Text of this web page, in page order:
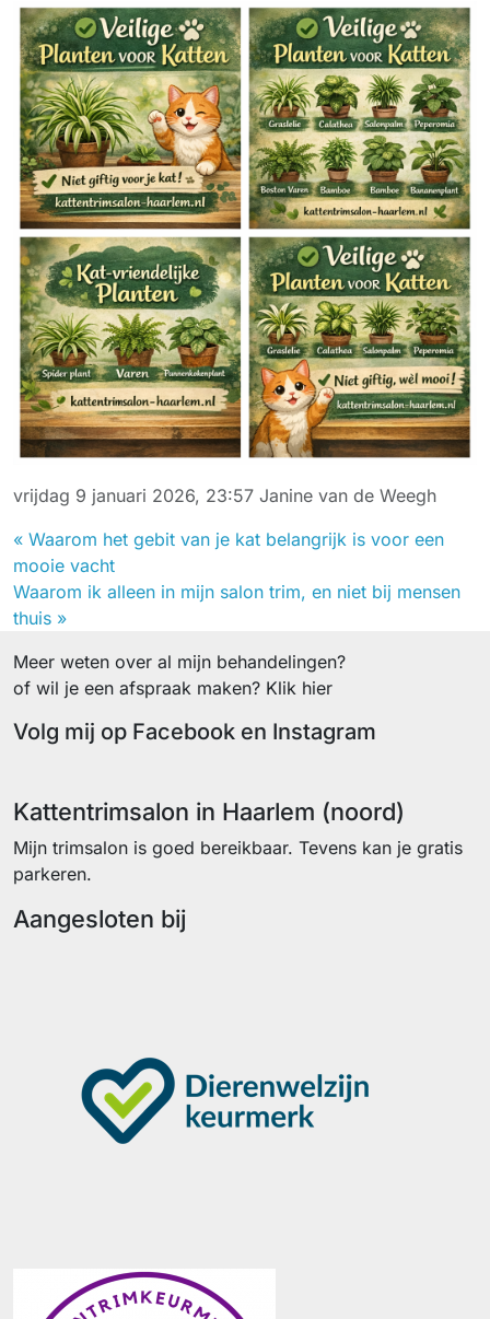
vrijdag 9 januari 2026, 23:57 Janine van de Weegh
« Waarom het gebit van je kat belangrijk is voor een
mooie vacht
Waarom ik alleen in mijn salon trim, en niet bij mensen
thuis »
Meer weten over al mijn behandelingen?
of wil je een afspraak maken? Klik hier
Volg mij op Facebook en Instagram
Kattentrimsalon in Haarlem (noord)
Mijn trimsalon is goed bereikbaar. Tevens kan je gratis
parkeren.
Aangesloten bij